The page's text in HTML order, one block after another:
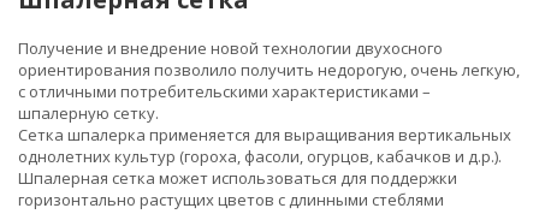
Получение и внедрение новой технологии двухосного
ориентирования позволило получить недорогую, очень легкую,
с отличными потребительскими характеристиками –
шпалерную сетку.
Сетка шпалерка применяется для выращивания вертикальных
однолетних культур (гороха, фасоли, огурцов, кабачков и д.р.).
Шпалерная сетка может использоваться для поддержки
горизонтально растущих цветов с длинными стеблями